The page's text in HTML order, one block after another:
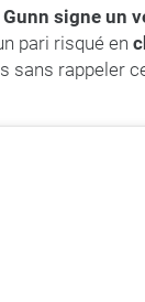
signe un
pari risqué en
sans rappeler